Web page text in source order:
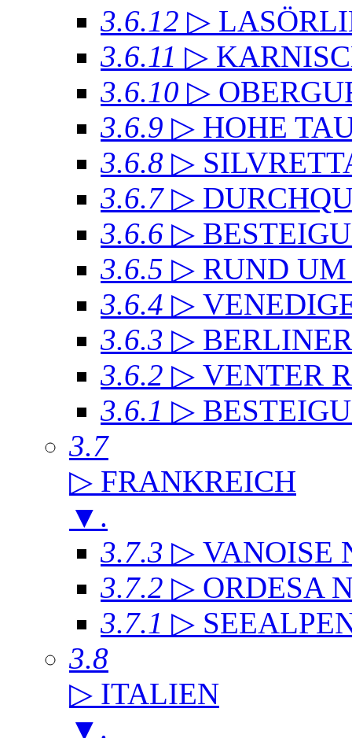
3.6.12 ▷
3.6.11 ▷
3.6.10 ▷
3.6.9 ▷ HOHE
3.6.8 ▷
3.6.7 ▷
3.6.6 ▷
3.6.5 ▷ RUND
3.6.4 ▷
3.6.3 ▷
3.6.2 ▷ VENTER
3.6.1 ▷
3.7
▷ FRANKREICH
▼ .
3.7.3 ▷ VANOISE
3.7.2 ▷ ORDESA
3.7.1 ▷
3.8
▷ ITALIEN
▼ .